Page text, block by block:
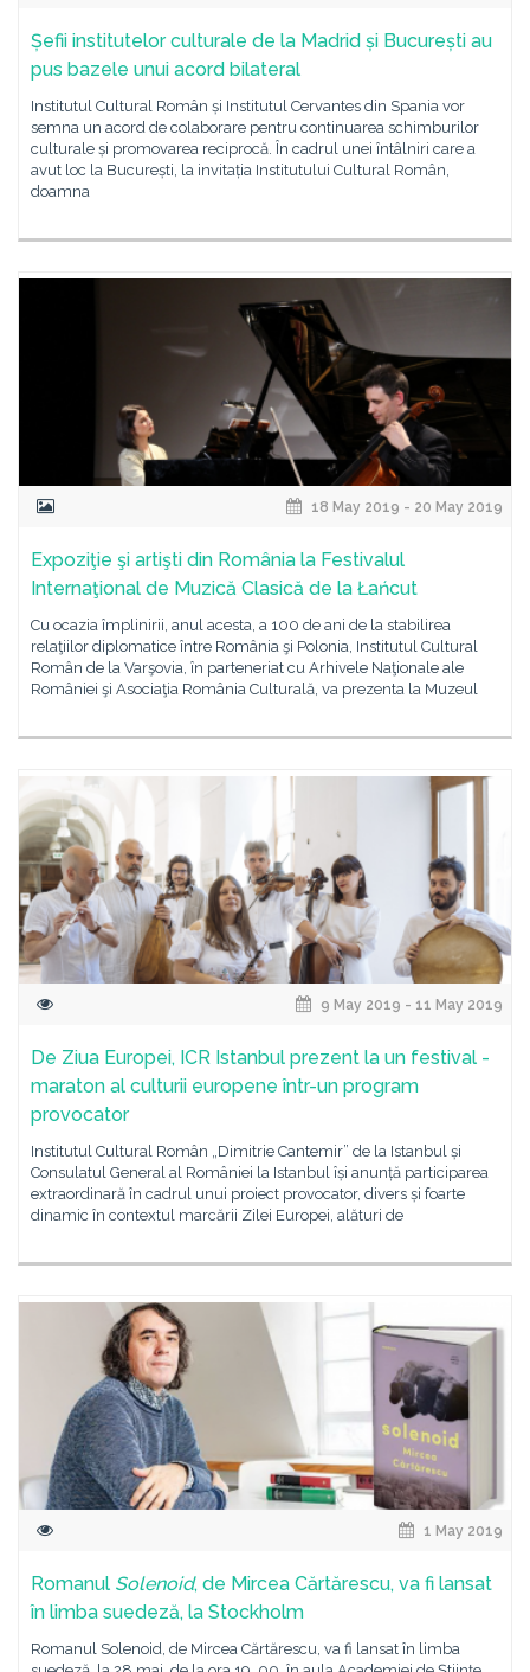
Șefii institutelor culturale de la Madrid și București au
pus bazele unui acord bilateral
Institutul Cultural Român și Institutul Cervantes din Spania vor
semna un acord de colaborare pentru continuarea schimburilor
culturale și promovarea reciprocă. În cadrul unei întâlniri care a
avut loc la București, la invitația Institutului Cultural Român,
doamna
18 May 2019 - 20 May 2019
Expoziţie şi artişti din România la Festivalul
Internaţional de Muzică Clasică de la Łańcut
Cu ocazia împlinirii, anul acesta, a 100 de ani de la stabilirea
relaţiilor diplomatice între România şi Polonia, Institutul Cultural
Român de la Varşovia, în parteneriat cu Arhivele Naţionale ale
României şi Asociaţia România Culturală, va prezenta la Muzeul
9 May 2019 - 11 May 2019
De Ziua Europei, ICR Istanbul prezent la un festival -
maraton al culturii europene într-un program
provocator
Institutul Cultural Român „Dimitrie Cantemir” de la Istanbul și
Consulatul General al României la Istanbul își anunță participarea
extraordinară în cadrul unui proiect provocator, divers și foarte
dinamic în contextul marcării Zilei Europei, alături de
1 May 2019
Romanul Solenoid, de Mircea Cărtărescu, va fi lansat
în limba suedeză, la Stockholm
Romanul Solenoid, de Mircea Cărtărescu, va fi lansat în limba